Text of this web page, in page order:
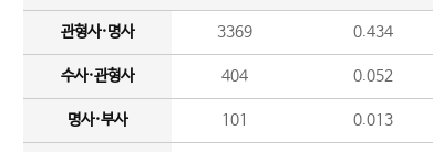
관형사·명사 3369 0.434
수사·관형사 404 0.052
명사·부사 101 0.013